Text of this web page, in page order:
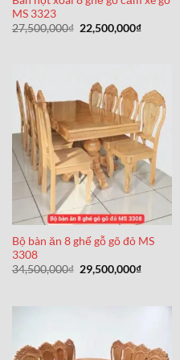
MS 3323
27,500,000₫ Giá
gốc
22,500,000₫Giá
Bộ bàn ăn 8 ghế gỗ gõ đỏ MS
3308
34,500,000₫ Giá
gốc
29,500,000₫Giá